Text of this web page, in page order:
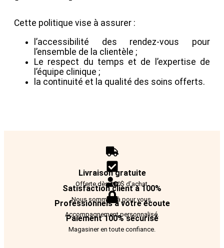
Cette politique vise à assurer :
l’accessibilité des rendez-vous pour
l’ensemble de la clientèle ;
Le respect du temps et de l’expertise de
l’équipe clinique ;
la continuité et la qualité des soins offerts.
Livraison gratuite
Offerte dès 100$ d’achat.
Satisfaction client à 100%
Nous sommes là pour vous.
Professionnels à votre écoute
Accompagnement personnalisé.
Paiement 100% sécurisé
Magasiner en toute confiance.